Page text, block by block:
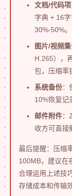
文档/代码项
字典 + 16
30%-50%。
图片/视频
H.265），
包，压缩率
系统备份：
10%恢复记
邮件附件：
收方可直接
最后提醒：压缩
100MB，建议在
合理运用上述技
存储成本和传输